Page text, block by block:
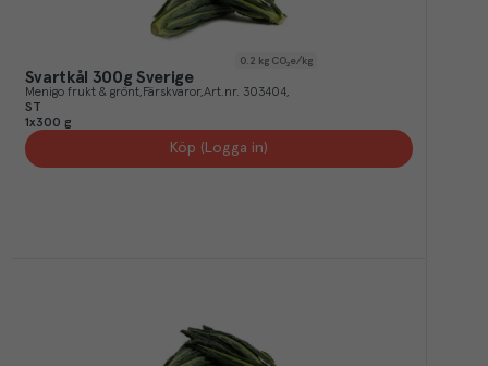
0.2 kg CO₂e/kg
Svartkål 300g Sverige
Menigo frukt & grönt Färskvaror Art.nr. 303404
ST
1x300 g
Köp (Logga in)